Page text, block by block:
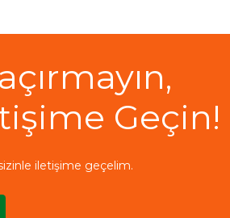
Geçin!
iletişime geçelim.